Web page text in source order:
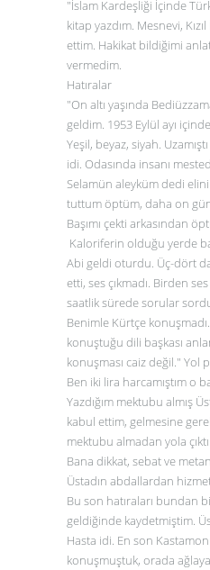
"İslam Kardeşliği İçinde
kitap yazdım. Mesnevi,
ettim. Hakikat bildiğimi
vermedim.
Hatıralar
"On altı yaşında
geldim. 1953 Eylül ayı
Yeşil, beyaz, siyah.
idi. Odasında insanı
Selamün aleyküm dedi
tuttum öptüm, daha on
Başımı çekti arkasından
Kaloriferin olduğu yerde
Abi geldi oturdu. Üç-dört
etti, ses çıkmadı. Birden
saatlik sürede sorular
Benimle Kürtçe
konuştuğu dili başkası
konuşması caiz değil." Yol
Ben iki lira harcamıştım o
Yazdığım mektubu almış
kabul ettim, gelmesine
mektubu almadan yola
Bana dikkat, sebat ve
Üstadın abdallardan
Bu son hatıraları bundan
geldiğinde kaydetmiştim.
Hasta idi. En son
konuşmuştuk, orada